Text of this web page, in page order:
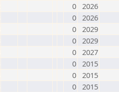
0 2026
0 2026
0 2029
0 2029
0 2027
0 2015
0 2015
0 2015